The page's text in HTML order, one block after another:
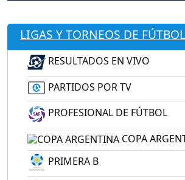
LIGAS Y TORNEOS DE FÚTBOL
RESULTADOS EN VIVO
PARTIDOS POR TV
PROFESIONAL DE FÚTBOL
COPA
PRIMERA B